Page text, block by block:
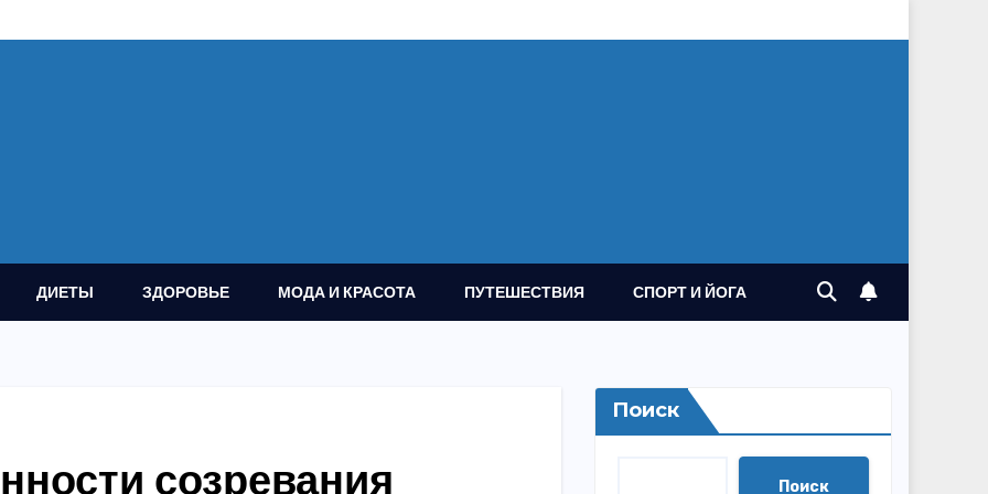
ДИЕТЫ ЗДОРОВЬЕ МОДА И КРАСОТА ПУТЕШЕСТВИЯ СПОРТ И ЙОГА
созревания
Поиск
Поиск